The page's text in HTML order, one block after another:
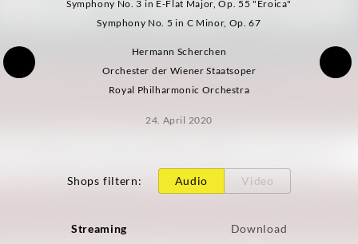
Symphony No. 3 in E-Flat Major, Op. 55 "Eroica"
Symphony No. 5 in C Minor, Op. 67
Hermann Scherchen
Orchester der Wiener Staatsoper
Royal Philharmonic Orchestra
24. April 2020
Shops filtern: Audio Video
Streaming Download